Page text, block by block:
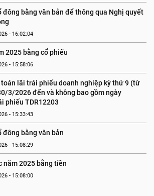
đông bằng văn bản để thông qua Nghị quyết
- 16:02:04
2025 bằng cổ phiếu
- 15:58:06
toán lãi trái phiếu doanh nghiệp kỳ thứ 9 (từ
3/2026 đến và không bao gồm ngày
phiếu TDR12203
- 15:33:43
đông bằng văn bản
- 15:08:29
năm 2025 bằng tiền
- 15:08:00